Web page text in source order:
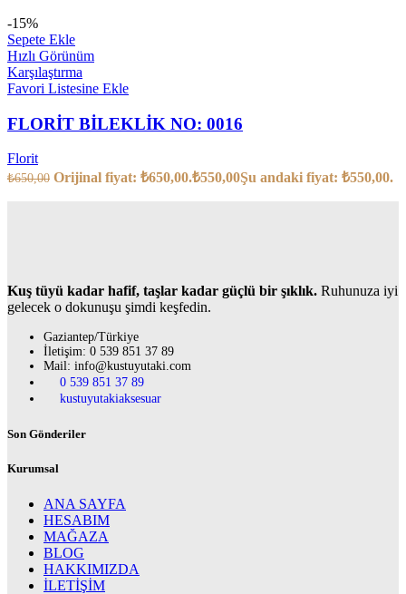
-15%
Sepete Ekle
Hızlı Görünüm
Karşılaştırma
Favori Listesine Ekle
FLORİT BİLEKLİK NO: 0016
Florit
₺650,00 Orijinal fiyat: ₺650,00.₺550,00Şu andaki fiyat: ₺550,00.
Kuş tüyü kadar hafif, taşlar kadar güçlü bir şıklık. Ruhunuza iyi
gelecek o dokunuşu şimdi keşfedin.
Gaziantep/Türkiye
İletişim: 0 539 851 37 89
Mail: info@kustuyutaki.com
0 539 851 37 89
kustuyutakiaksesuar
Son Gönderiler
Kurumsal
ANA SAYFA
HESABIM
MAĞAZA
BLOG
HAKKIMIZDA
İLETİŞİM